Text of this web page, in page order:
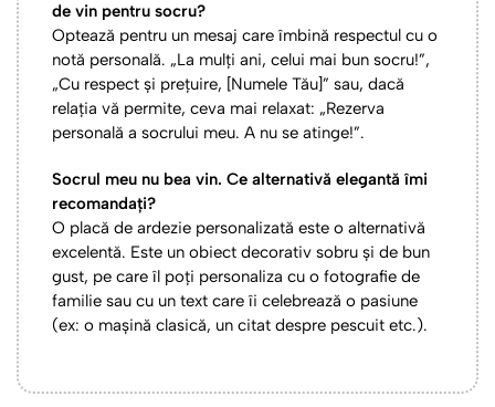
de vin pentru socru?
Optează pentru un mesaj care îmbină respectul cu o
notă personală. „La mulți ani, celui mai bun socru!”,
„Cu respect și prețuire, [Numele Tău]” sau, dacă
relația vă permite, ceva mai relaxat: „Rezerva
personală a socrului meu. A nu se atinge!”.
Socrul meu nu bea vin. Ce alternativă elegantă îmi
recomandați?
O placă de ardezie personalizată este o alternativă
excelentă. Este un obiect decorativ sobru și de bun
gust, pe care îl poți personaliza cu o fotografie de
familie sau cu un text care îi celebrează o pasiune
(ex: o mașină clasică, un citat despre pescuit etc.).